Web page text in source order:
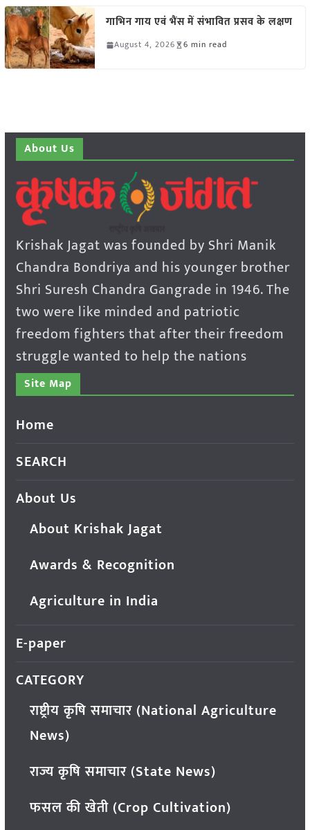
गाभिन गाय एवं भैंस में संभावित प्रसव के लक्षण
August 4, 2026 6 min read
About Us
Krishak Jagat was founded by Shri Manik
Chandra Bondriya and his younger brother
Shri Suresh Chandra Gangrade in 1946. The
two were like minded and patriotic
freedom fighters that after their freedom
struggle wanted to help the nations
Site Map
Home
SEARCH
About Us
About Krishak Jagat
Awards & Recognition
Agriculture in India
E-paper
CATEGORY
राष्ट्रीय कृषि समाचार (National Agriculture
News)
राज्य कृषि समाचार (State News)
फसल की खेती (Crop Cultivation)